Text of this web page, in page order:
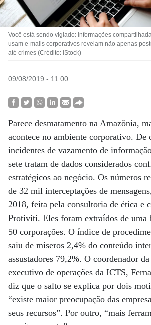
Você está sendo vigiado: informações
usam e-mails corporativos revelam não apenas
até crimes (Crédito: iStock)
09/08/2019 - 11:00
Parece desmatamento na Amazônia,
acontece no ambiente corporativo. De
incidentes de vazamento de
sete tratam de dados considerados
estratégicos ao negócio. Os números
de 32 mil interceptações de
2018, feita pela consultoria de ética e
Protiviti. Eles foram extraídos de uma
50 corporações. O índice de
saiu de míseros 2,4% do conteúdo
assustadores 79,2%. O coordenador
executivo de operações da ICTS,
diz que o salto se explica por dois
“existe maior preocupação das
seus recursos”. Por outro, “mais